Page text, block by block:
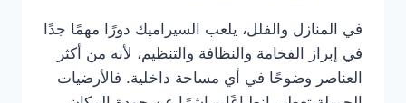
في المنازل والفلل، يلعب السيراميك دورًا مهمًا جدًا
في إبراز الفخامة والنظافة والتنظيم، لأنه من أكثر
العناصر وضوحًا في أي مساحة داخلية. فالأرضيات